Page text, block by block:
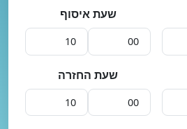
שעת איסוף
שעת החזרה